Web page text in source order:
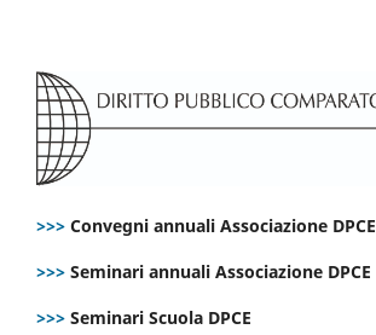
>>> Convegni annuali Associazione DPCE
>>> Seminari annuali Associazione DPCE
>>> Seminari Scuola DPCE